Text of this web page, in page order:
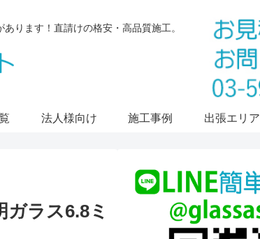
ります！直請けの格安・高品質施工。
法人様向け 施工事例 出張エリア
ガラス6.8ミ